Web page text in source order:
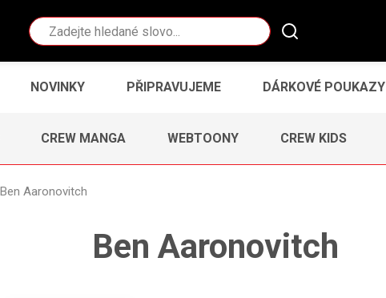
Vyhledávání
NOVINKY PŘIPRAVUJEME DÁRKOVÉ POUKAZY
CREW MANGA WEBTOONY CREW KIDS
Ben Aaronovitch
Ben Aaronovitch